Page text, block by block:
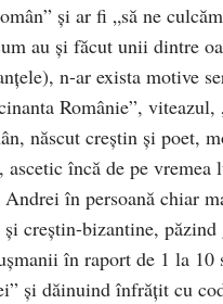
şi ar fi „să ne
au şi făcut unii dintre
n-ar exista motive
Românie”,
născut creştin şi poet,
încă de pe
în persoană chiar
creştin-bizantine,
în raport de 1 la
şi dăinuind înfrăţit cu